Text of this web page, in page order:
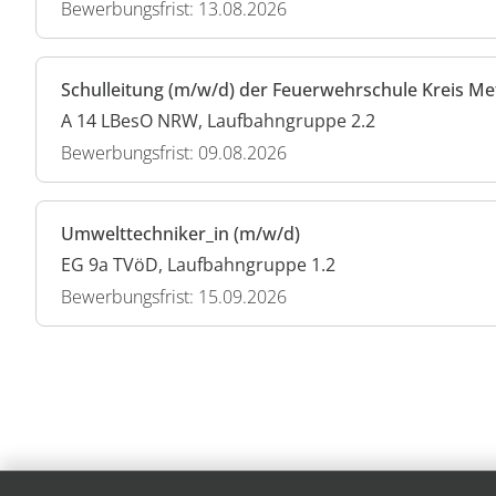
Bewerbungsfrist: 13.08.2026
Schulleitung (m/w/d) der Feuerwehrschule Kreis
A 14 LBesO NRW, Laufbahngruppe 2.2
Bewerbungsfrist: 09.08.2026
Umwelttechniker_in (m/w/d)
EG 9a TVöD, Laufbahngruppe 1.2
Bewerbungsfrist: 15.09.2026